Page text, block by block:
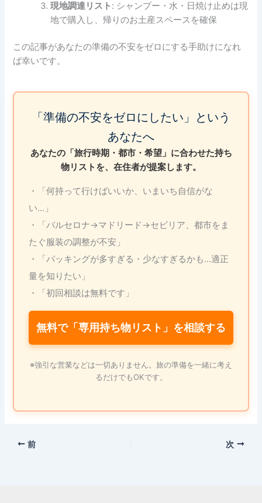
現地調達リスト : シャンプー・水・日焼け止めは現
地で購入し、帰りのお土産スペースを確保
この記事があなたの準備の不安をゼロにする手助けになれ
ば幸いです。
「準備の不安をゼロにしたい」という
あなたへ
あなたの「旅行時期・都市・希望」に合わせた持ち
物リストを、在住者が提案します。
・「何持って行けばいいか、いまいち自信がな
い…」
・「バルセロナ→マドリード→セビリア、都市をま
たぐ服装の調整が不安」
・「パッキングが多すぎる・少なすぎるかも…適正
量を知りたい」
・「初回相談は無料です」
無料で「専用持ち物リスト」を相談する
※強引な営業などは一切ありません。旅の準備を一緒に考え
るだけでもOKです。
前 次